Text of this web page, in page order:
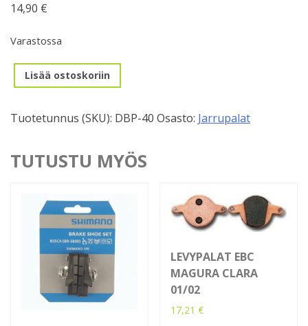
14,90 €
Varastossa
Levypalat
Union
Stroker
määrä
Lisää ostoskoriin
Tuotetunnus (SKU): DBP-40 Osasto: Jarrupalat
TUTUSTU MYÖS
LEVYPALAT EBC
MAGURA CLARA
01/02
17,21€